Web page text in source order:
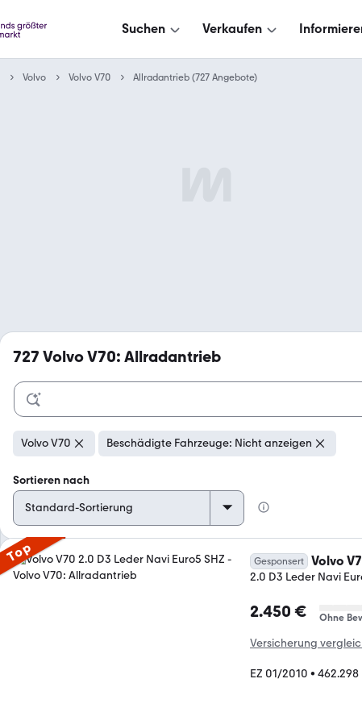
Suchen Verkaufen
Volvo Volvo V70 Allradantrieb (727 Angebote)
727 Volvo V70: Allradantrieb
Volvo V70 Beschädigte Fahrzeuge: Nicht anzeigen
Sortieren nach
Top Gesponsert Volvo
2.0 D3 Leder Navi
2.450 € Ohne
Versicherung
EZ 01/2010 • 462.298